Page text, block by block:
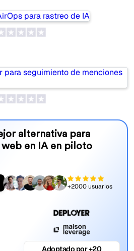
alternativa para
en IA en piloto
+2000 usuarios
Adoptado por +20